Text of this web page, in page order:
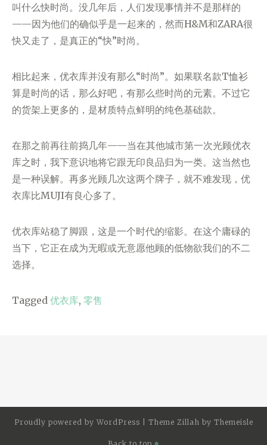
叫什么快时尚。没几年后，人们发现事情并不是那样的
——因为他们的确似乎是一起来的，然而H&M和ZARA很
快又走了，是真正的“快”时尚。
相比起来，优衣库并没有那么“时尚”。如果联名款T恤衫
算是时尚的话，那么好吧，有那么些时尚的元素。不过它
的货架上更多的，是材质特点鲜明的纯色基础款。
在那之前再往前捣几年——当在其他城市第一次光顾优衣
库之时，我下意识地将它跟无印良品归为一类。这当然也
是一种误解。再多光顾几次这两个牌子，就不难发现，优
衣库比MUJI有良心多了。
优衣库站稳了脚跟，这是一个时代的缩影。在这个庸碌的
当下，它正在成为无暇或无意愿他顾的低物欲我们的不二
选择。
Tagged 优衣库, 零售
Proudly powered by WordPress Theme Zillah by Themeisle